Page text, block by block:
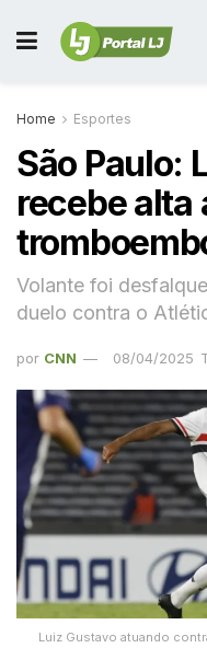
Home Esportes
São Paulo:
recebe alta
Volante foi
duelo contra o
por CNN 08/04/2025
Luiz Gustavo atuando